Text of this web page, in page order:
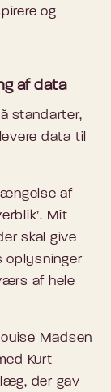
og
af data
standarter,
data til
af
Mit
skal give
oplysninger
af hele
Madsen
Kurt
der gav